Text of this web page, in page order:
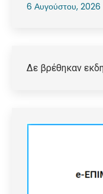
6 Αυγούστου, 2026
Δε βρέθηκαν